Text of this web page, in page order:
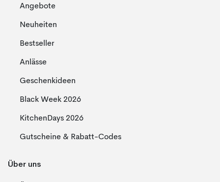
Angebote
Neuheiten
Bestseller
Anlässe
Geschenkideen
Black Week 2026
KitchenDays 2026
Gutscheine & Rabatt-Codes
Über uns